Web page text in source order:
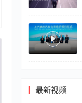
最新视频